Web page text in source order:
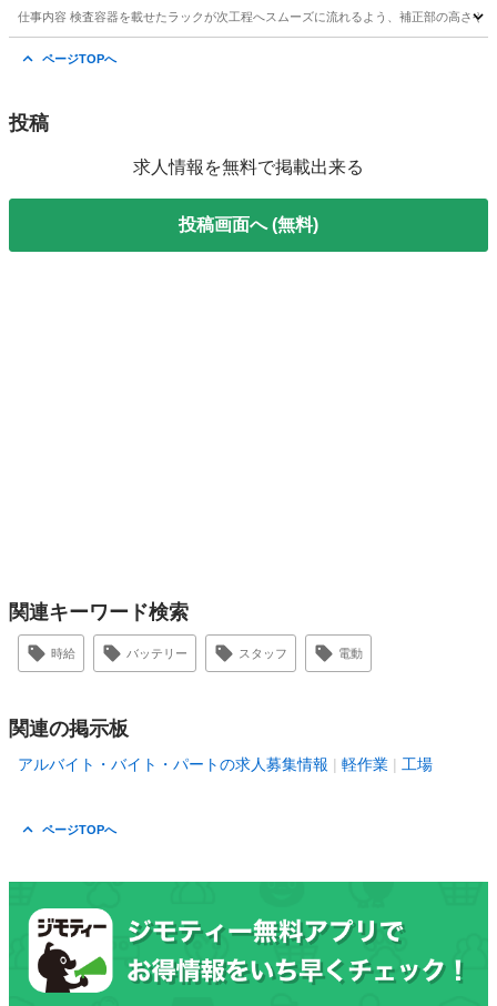
仕事内容 検査容器を載せたラックが次工程へスムーズに流れるよう、補正部の高さ
ページTOPへ
投稿
求人情報を無料で掲載出来る
投稿画面へ (無料)
関連キーワード検索
時給 バッテリー スタッフ 電動
関連の掲示板
アルバイト・バイト・パートの求人募集情報 軽作業 工場
ページTOPへ